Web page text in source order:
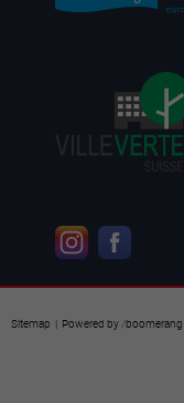
Sitemap | Powered by/boomerang